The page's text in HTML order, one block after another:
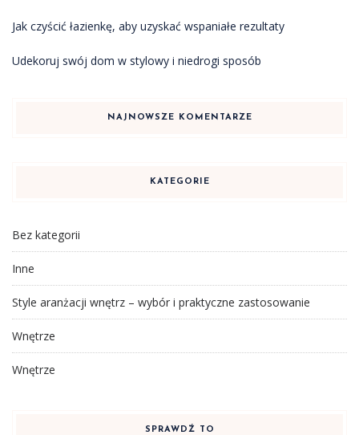
Jak czyścić łazienkę, aby uzyskać wspaniałe rezultaty
Udekoruj swój dom w stylowy i niedrogi sposób
NAJNOWSZE KOMENTARZE
KATEGORIE
Bez kategorii
Inne
Style aranżacji wnętrz – wybór i praktyczne zastosowanie
Wnętrze
Wnętrze
SPRAWDŹ TO